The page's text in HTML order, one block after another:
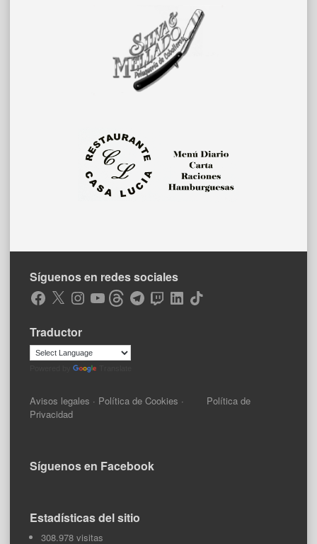
Síguenos en redes sociales
Facebook
X Instagram
YouTubeThreadsTelegramTwitchLinkedIn
TikTok
Traductor
Avisos legales · Política de Cookies · Política de
Privacidad
Síguenos en Facebook
Estadísticas del sitio
308.978 visitas